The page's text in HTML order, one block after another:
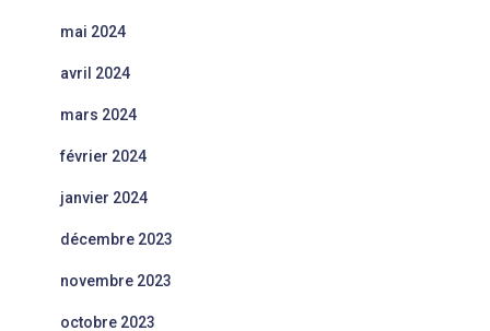
mai 2024
avril 2024
mars 2024
février 2024
janvier 2024
décembre 2023
novembre 2023
octobre 2023